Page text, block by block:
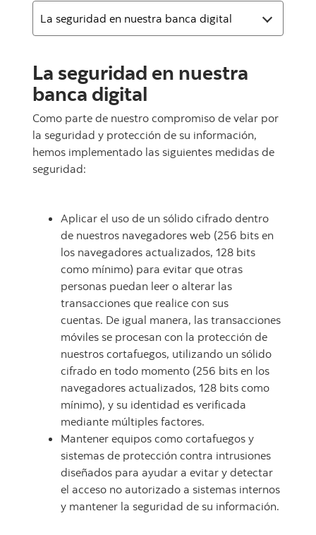
La seguridad en nuestra
banca digital
Como parte de nuestro compromiso de velar por
la seguridad y protección de su información,
hemos implementado las siguientes medidas de
seguridad:
Aplicar el uso de un sólido cifrado dentro
de nuestros navegadores web (256 bits en
los navegadores actualizados, 128 bits
como mínimo) para evitar que otras
personas puedan leer o alterar las
transacciones que realice con sus
cuentas. De igual manera, las transacciones
móviles se procesan con la protección de
nuestros cortafuegos, utilizando un sólido
cifrado en todo momento (256 bits en los
navegadores actualizados, 128 bits como
mínimo), y su identidad es verificada
mediante múltiples factores.
Mantener equipos como cortafuegos y
sistemas de protección contra intrusiones
diseñados para ayudar a evitar y detectar
el acceso no autorizado a sistemas internos
y mantener la seguridad de su información.